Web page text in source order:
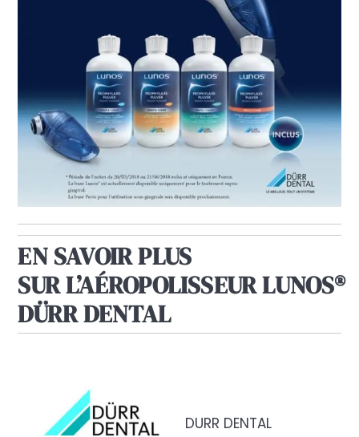
EN SAVOIR PLUS
SUR L’AÉROPOLISSEUR LUNOS®
DÜRR DENTAL
DURR DENTAL